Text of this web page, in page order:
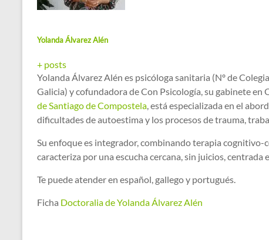
Yolanda Álvarez Alén
+ posts
Yolanda Álvarez Alén es psicóloga sanitaria (Nº de
Galicia) y cofundadora de Con Psicología, su gabinete en
de Santiago de Compostela , está especializada en el
dificultades de autoestima y los procesos de trauma,
Su enfoque es integrador, combinando terapia cognitivo-
caracteriza por una escucha cercana, sin juicios,
Te puede atender en español, gallego y portugués.
Ficha Doctoralia de Yolanda Álvarez Alén